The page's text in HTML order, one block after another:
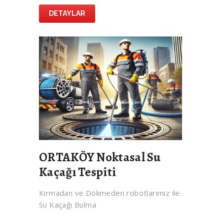
DETAYLAR
ORTAKÖY Noktasal Su
Kaçağı Tespiti
Kırmadan ve Dökmeden robotlarımız ile
Su Kaçağı Bulma